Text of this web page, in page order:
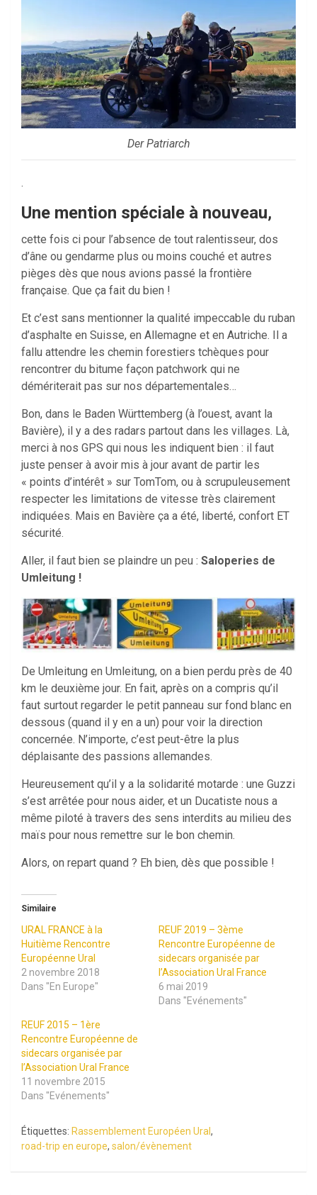
Der Patriarch
.
Une mention spéciale à nouveau,
cette fois ci pour l’absence de tout ralentisseur, dos
d’âne ou gendarme plus ou moins couché et autres
pièges dès que nous avions passé la frontière
française. Que ça fait du bien !
Et c’est sans mentionner la qualité impeccable du ruban
d’asphalte en Suisse, en Allemagne et en Autriche. Il a
fallu attendre les chemin forestiers tchèques pour
rencontrer du bitume façon patchwork qui ne
démériterait pas sur nos départementales…
Bon, dans le Baden Württemberg (à l’ouest, avant la
Bavière), il y a des radars partout dans les villages. Là,
merci à nos GPS qui nous les indiquent bien : il faut
juste penser à avoir mis à jour avant de partir les
« points d’intérêt » sur TomTom, ou à scrupuleusement
respecter les limitations de vitesse très clairement
indiquées. Mais en Bavière ça a été, liberté, confort ET
sécurité.
Aller, il faut bien se plaindre un peu : Saloperies de
Umleitung !
De Umleitung en Umleitung, on a bien perdu près de 40
km le deuxième jour. En fait, après on a compris qu’il
faut surtout regarder le petit panneau sur fond blanc en
dessous (quand il y en a un) pour voir la direction
concernée. N’importe, c’est peut-être la plus
déplaisante des passions allemandes.
Heureusement qu’il y a la solidarité motarde : une Guzzi
s’est arrêtée pour nous aider, et un Ducatiste nous a
même piloté à travers des sens interdits au milieu des
maïs pour nous remettre sur le bon chemin.
Alors, on repart quand ? Eh bien, dès que possible !
Similaire
URAL FRANCE à la
Huitième Rencontre
Européenne Ural
2 novembre 2018
Dans "En Europe"
REUF 2019 – 3ème
Rencontre Européenne de
sidecars organisée par
l’Association Ural France
6 mai 2019
Dans "Evénements"
REUF 2015 – 1ère
Rencontre Européenne de
sidecars organisée par
l’Association Ural France
11 novembre 2015
Dans "Evénements"
Étiquettes: Rassemblement Européen Ural,
road-trip en europe, salon/évènement